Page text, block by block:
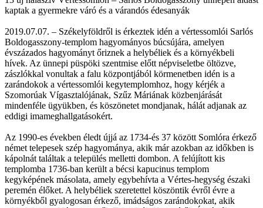
kaptak a gyermekre váró és a várandós édesanyák
2019.07.07. – Székelyföldről is érkeztek idén a vértessomlói Sarlós
Boldogasszony-templom hagyományos búcsújára, amelyen
évszázados hagyományt őriznek a helybéliek és a környékbeli
hívek. Az ünnepi püspöki szentmise előtt népviseletbe öltözve,
zászlókkal vonultak a falu központjából körmenetben idén is a
zarándokok a vértessomlói kegytemplomhoz, hogy kérjék a
Szomorúak Vígasztalójának, Szűz Máriának közbenjárását
mindenféle ügyükben, és köszönetet mondjanak, hálát adjanak az
eddigi imameghallgatásokért.
Az 1990-es években éledt újjá az 1734-és 37 között Somlóra érkező
német telepesek szép hagyománya, akik már azokban az időkben is
kápolnát találtak a település melletti dombon. A felújított kis
templomba 1736-ban került a bécsi kapucinus templom
kegyképének másolata, amely egybehívta a Vértes-hegység északi
peremén élőket. A helybéliek szeretettel köszöntik évről évre a
környékből gyalogosan érkező, imádságos zarándokokat, akik